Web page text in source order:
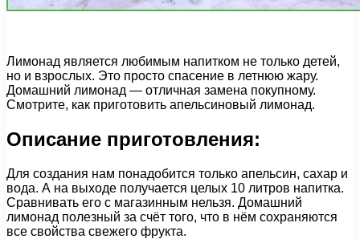
Лимонад является любимым напитком не только детей,
но и взрослых. Это просто спасение в летнюю жару.
Домашний лимонад — отличная замена покупному.
Смотрите, как приготовить апельсиновый лимонад.
Описание приготовления:
Для создания нам понадобится только апельсин, сахар и
вода. А на выходе получается целых 10 литров напитка.
Сравнивать его с магазинным нельзя. Домашний
лимонад полезный за счёт того, что в нём сохраняются
все свойства свежего фрукта.